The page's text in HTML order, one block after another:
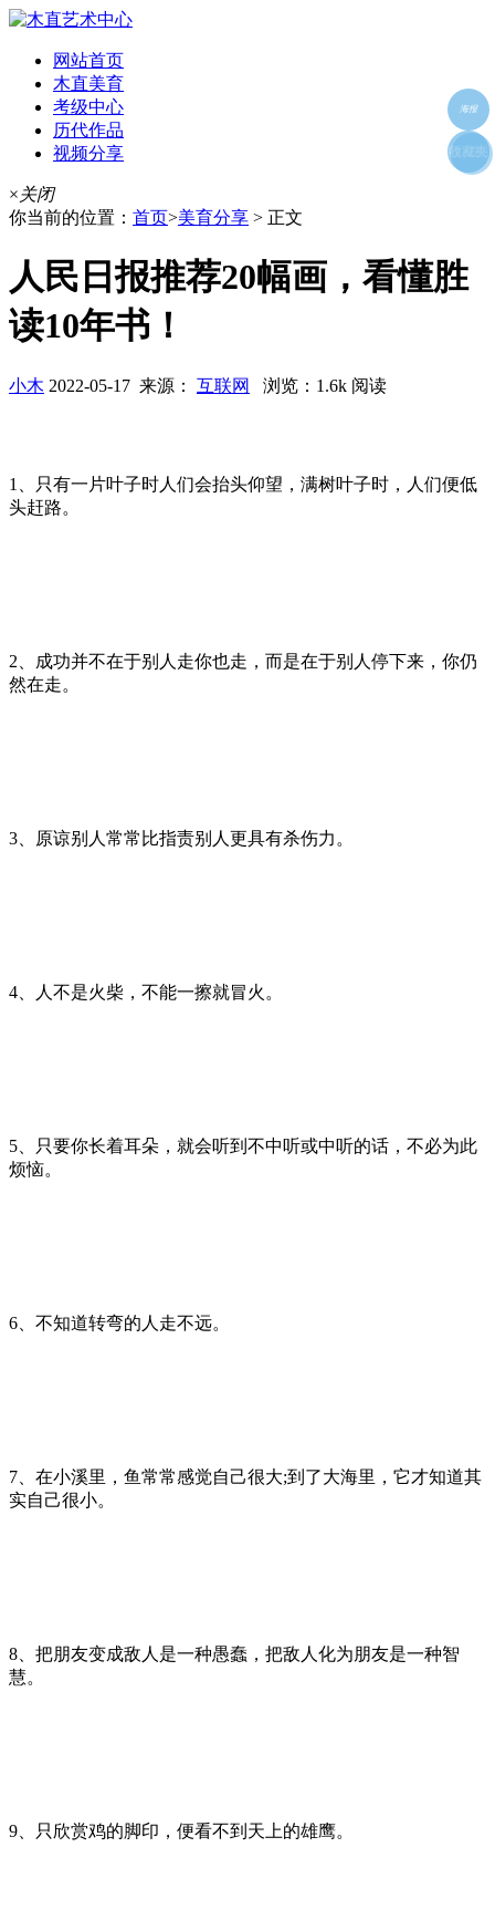
网站首页
木直美育
考级中心
历代作品
视频分享
×关闭
你当前的位置： 首页>美育分享 > 正文
人民日报推荐20幅画，看懂胜
读10年书！
小木 2022-05-17 来源： 互联网 浏览：1.6k 阅读
1、只有一片叶子时人们会抬头仰望，满树叶子时，人们便低
头赶路。
2、成功并不在于别人走你也走，而是在于别人停下来，你仍
然在走。
3、原谅别人常常比指责别人更具有杀伤力。
4、人不是火柴，不能一擦就冒火。
5、只要你长着耳朵，就会听到不中听或中听的话，不必为此
烦恼。
6、不知道转弯的人走不远。
7、在小溪里，鱼常常感觉自己很大;到了大海里，它才知道其
实自己很小。
8、把朋友变成敌人是一种愚蠢，把敌人化为朋友是一种智
慧。
9、只欣赏鸡的脚印，便看不到天上的雄鹰。
海报
好友
朋友圈
收藏夹